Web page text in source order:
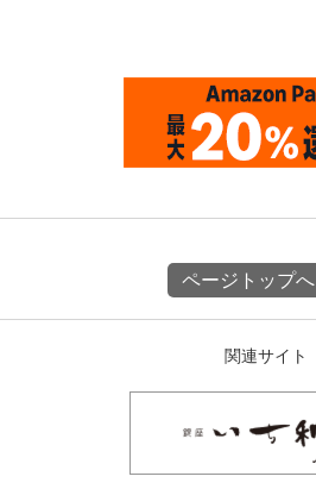
ページトップへ
関連サイト